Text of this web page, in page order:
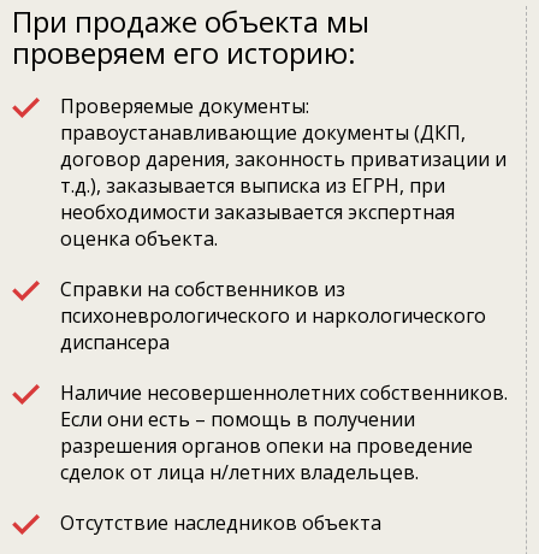
При продаже объекта мы
проверяем его историю:
Проверяемые документы:
правоустанавливающие документы (ДКП,
договор дарения, законность приватизации и
т.д.), заказывается выписка из ЕГРН, при
необходимости заказывается экспертная
оценка объекта.
Справки на собственников из
психоневрологического и наркологического
диспансера
Наличие несовершеннолетних собственников.
Если они есть – помощь в получении
разрешения органов опеки на проведение
сделок от лица н/летних владельцев.
Отсутствие наследников объекта